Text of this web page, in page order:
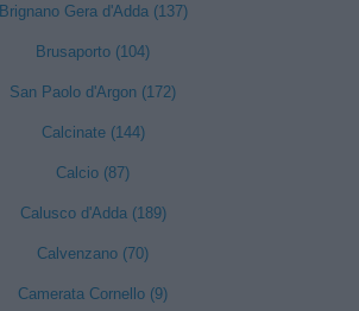
Brignano Gera d'Adda (137)
Brusaporto (104)
San Paolo d'Argon (172)
Calcinate (144)
Calcio (87)
Calusco d'Adda (189)
Calvenzano (70)
Camerata Cornello (9)